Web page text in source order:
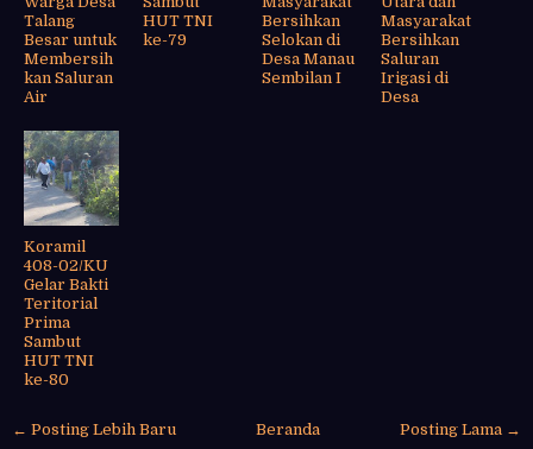
Talang
Besar untuk
Membersih
kan Saluran
Air
HUT TNI
ke-79
Bersihkan
Selokan di
Desa Manau
Sembilan I
Masyarakat
Bersihkan
Saluran
Irigasi di
Desa
Koramil
408-02/KU
Gelar Bakti
Teritorial
Prima
Sambut
HUT TNI
ke-80
← Posting Lebih Baru Posting Lama →
Beranda